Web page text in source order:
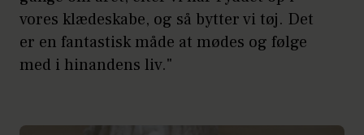
vores klædeskabe, og så bytter vi tøj. Det
er en fantastisk måde at mødes og følge
med i hinandens liv."